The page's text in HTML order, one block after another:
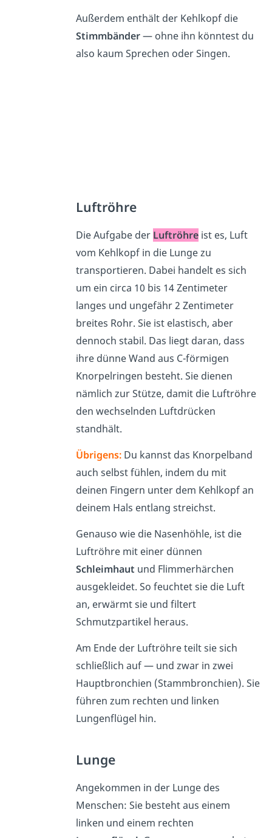
Außerdem enthält der Kehlkopf die
Stimmbänder— ohne ihn könntest du
also kaum Sprechen oder Singen.
Luftröhre
Die Aufgabe der Luftröhre ist es, Luft
vom Kehlkopf in die Lunge zu
transportieren. Dabei handelt es sich
um ein circa 10 bis 14 Zentimeter
langes und ungefähr 2 Zentimeter
breites Rohr. Sie ist elastisch, aber
dennoch stabil. Das liegt daran, dass
ihre dünne Wand aus C-förmigen
Knorpelringen besteht. Sie dienen
nämlich zur Stütze, damit die Luftröhre
den wechselnden Luftdrücken
standhält.
Übrigens: Du kannst das Knorpelband
auch selbst fühlen, indem du mit
deinen Fingern unter dem Kehlkopf an
deinem Hals entlang streichst.
Genauso wie die Nasenhöhle, ist die
Luftröhre mit einer dünnen
Schleimhaut und Flimmerhärchen
ausgekleidet. So feuchtet sie die Luft
an, erwärmt sie und filtert
Schmutzpartikel heraus.
Am Ende der Luftröhre teilt sie sich
schließlich auf — und zwar in zwei
Hauptbronchien (Stammbronchien). Sie
führen zum rechten und linken
Lungenflügel hin.
Lunge
Angekommen in der Lunge des
Menschen: Sie besteht aus einem
linken und einem rechten